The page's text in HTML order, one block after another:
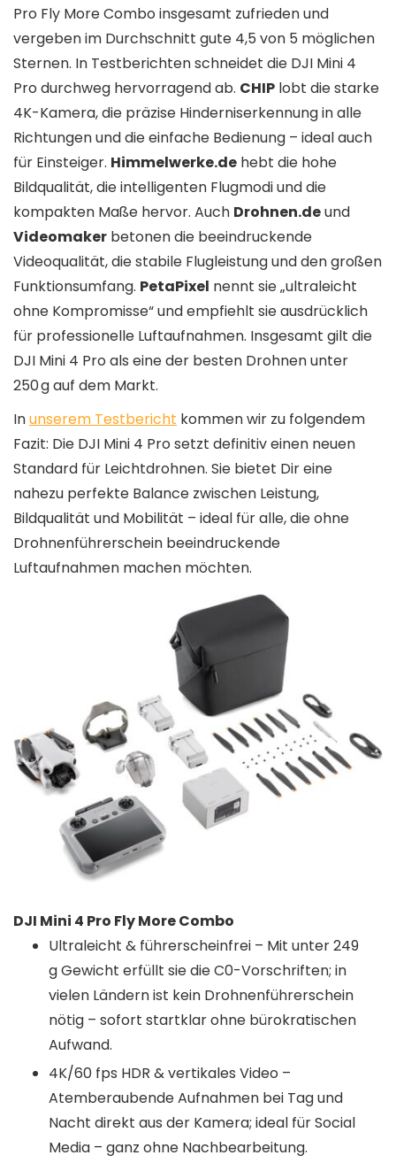
Pro Fly More Combo insgesamt zufrieden und
vergeben im Durchschnitt gute 4,5 von 5 möglichen
Sternen. In Testberichten schneidet die DJI Mini 4
Pro durchweg hervorragend ab. CHIP lobt die starke
4K-Kamera, die präzise Hinderniserkennung in alle
Richtungen und die einfache Bedienung – ideal auch
für Einsteiger. Himmelwerke.de hebt die hohe
Bildqualität, die intelligenten Flugmodi und die
kompakten Maße hervor. Auch Drohnen.deund
Videomaker betonen die beeindruckende
Videoqualität, die stabile Flugleistung und den großen
Funktionsumfang. PetaPixel nennt sie „ultraleicht
ohne Kompromisse“ und empfiehlt sie ausdrücklich
für professionelle Luftaufnahmen. Insgesamt gilt die
DJI Mini 4 Pro als eine der besten Drohnen unter
250 g auf dem Markt.
Inunserem Testbericht kommen wir zu folgendem
Fazit: Die DJI Mini 4 Pro setzt definitiv einen neuen
Standard für Leichtdrohnen. Sie bietet Dir eine
nahezu perfekte Balance zwischen Leistung,
Bildqualität und Mobilität – ideal für alle, die ohne
Drohnenführerschein beeindruckende
Luftaufnahmen machen möchten.
DJI Mini 4 Pro Fly More Combo
Ultraleicht & führerscheinfrei – Mit unter 249
g Gewicht erfüllt sie die C0-Vorschriften; in
vielen Ländern ist kein Drohnenführerschein
nötig – sofort startklar ohne bürokratischen
Aufwand.
4K/60 fps HDR & vertikales Video –
Atemberaubende Aufnahmen bei Tag und
Nacht direkt aus der Kamera; ideal für Social
Media – ganz ohne Nachbearbeitung.